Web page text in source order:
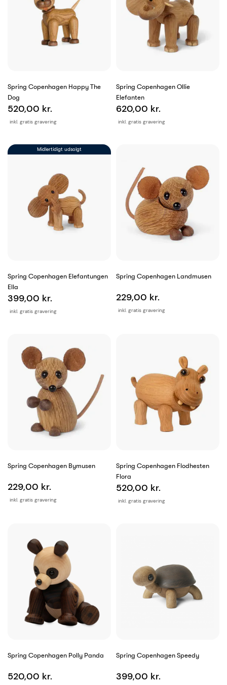
Spring Copenhagen Happy The
Dog
inkl. gratis gravering
520,00 kr.
Spring Copenhagen Ollie
Elefanten
inkl. gratis gravering
620,00 kr.
Spring Copenhagen Elefantungen
Ella
inkl. gratis gravering
399,00 kr.
Midlertidigt udsolgt
Spring Copenhagen Landmusen
inkl. gratis gravering
229,00 kr.
Spring Copenhagen Bymusen
inkl. gratis gravering
229,00 kr.
Spring Copenhagen Flodhesten
Flora
inkl. gratis gravering
520,00 kr.
Spring Copenhagen Polly Panda
520,00 kr.
Spring Copenhagen Speedy
399,00 kr.